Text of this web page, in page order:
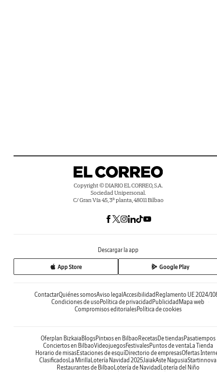
Copyright © DIARIO EL CORREO, S.A.
Sociedad Unipersonal.
C/ Gran Vía 45, 3ª planta, 48011 Bilbao
Descargar la app
App Store Google Play
ContactarQuiénes somosAviso legal Accesibilidad Reglamento UE 2024/
Condiciones de uso Política de privacidad Publicidad Mapa web
Compromisos editorialesPolítica de cookies
Oferplan Bizkaia BlogsPintxos en Bilbao RecetasDe tiendasPasatiempos
Conciertos en BilbaoVideojuegosFestivalesPuntos de venta La Tienda
Horario de misasEstaciones de esquíDirectorio de empresasOfertas
ClasificadosLa Mirilla Lotería Navidad 2025JaiakAste NagusiaStartinnova
Restaurantes de Bilbao Lotería de Navidad Lotería del Niño